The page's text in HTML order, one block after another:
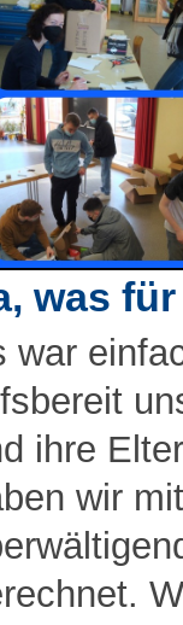
was
war
ihre
wir